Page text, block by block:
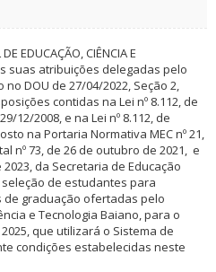
EDUCAÇÃO, CIÊNCIA E
suas atribuições delegadas pelo
DOU de 27/04/2022, Seção 2,
contidas na Lei nº 8.112, de
12/2008, e na Lei nº 8.112, de
na Portaria Normativa MEC nº 21,
nº 73, de 26 de outubro de 2021, e
da Secretaria de Educação
de estudantes para
graduação ofertadas pelo
e Tecnologia Baiano, para o
que utilizará o Sistema de
condições estabelecidas neste